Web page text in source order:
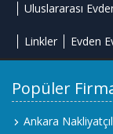
Uluslararası
Linkler Evden
Popüler
Ankara